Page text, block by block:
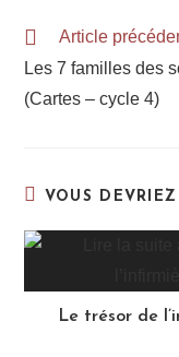
Article
Les 7 familles des
(Cartes – cycle 4)
VOUS
Le trésor de